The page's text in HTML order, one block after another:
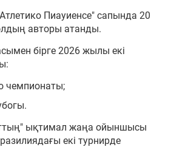
Пиауиенсе" сапында 20
авторы атанды.
бірге 2026 жылы екі
чемпионаты;
ықтимал жаңа ойыншысы
екі турнирде